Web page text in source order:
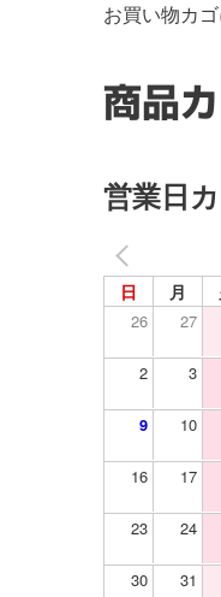
お買い物カ
商品
営業日
日 月
26 27
2 3
9 10
16 17
23 24
30 31